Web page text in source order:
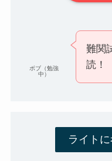
ボブ（勉強
中）
難関
読！
ライト